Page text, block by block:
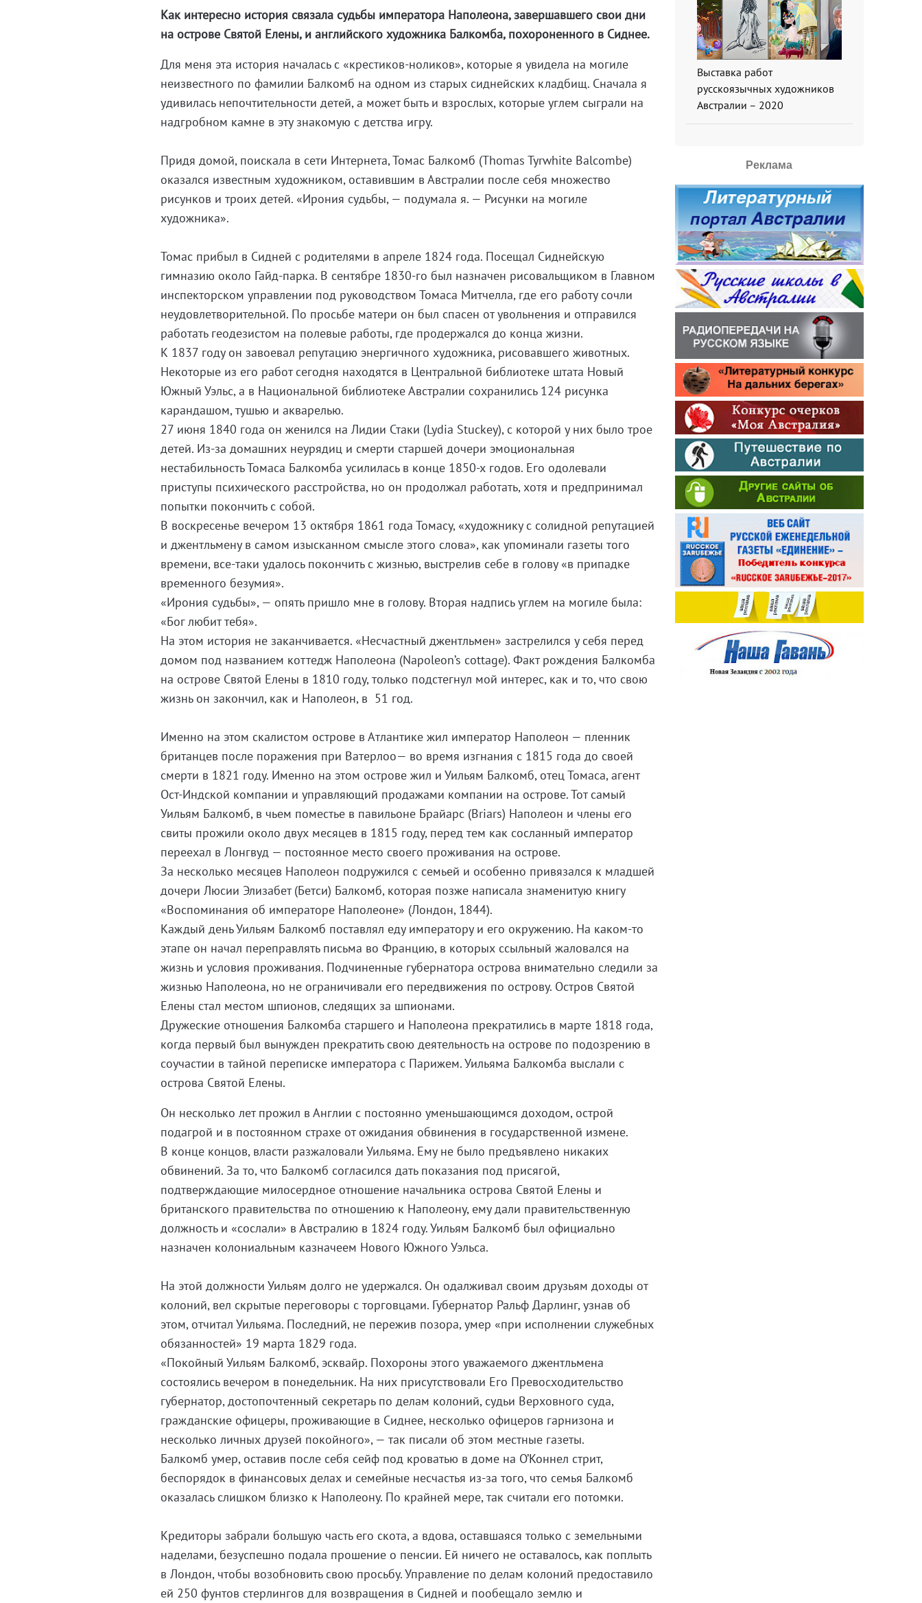
Как интересно история связала судьбы императора Наполеона, завершавшего свои дни
на острове Святой Елены, и английского художника Балкомба, похороненного в Сиднее.
Для меня эта история началась с «крестиков-ноликов», которые я увидела на могиле
неизвестного по фамилии Балкомб на одном из старых сиднейских кладбищ. Сначала я
удивилась непочтительности детей, а может быть и взрослых, которые углем сыграли на
надгробном камне в эту знакомую с детства игру.
Придя домой, поискала в сети Интернета, Томас Балкомб (Thomas Tyrwhite Balcombe)
оказался известным художником, оставившим в Австралии после себя множество
рисунков и троих детей. «Ирония судьбы, — подумала я. — Рисунки на могиле
художника».
Томас прибыл в Сидней с родителями в апреле 1824 года. Посещал Сиднейскую
гимназию около Гайд-парка. В сентябре 1830-го был назначен рисовальщиком в Главном
инспекторском управлении под руководством Томаса Митчелла, где его работу сочли
неудовлетворительной. По просьбе матери он был спасен от увольнения и отправился
работать геодезистом на полевые работы, где продержался до конца жизни.
К 1837 году он завоевал репутацию энергичного художника, рисовавшего животных.
Некоторые из его работ сегодня находятся в Центральной библиотеке штата Новый
Южный Уэльс, а в Национальной библиотеке Австралии сохранились 124 рисунка
карандашом, тушью и акварелью.
27 июня 1840 года он женился на Лидии Стаки (Lydia Stuckey), с которой у них было трое
детей. Из-за домашних неурядиц и смерти старшей дочери эмоциональная
нестабильность Томаса Балкомба усилилась в конце 1850-х годов. Его одолевали
приступы психического расстройства, но он продолжал работать, хотя и предпринимал
попытки покончить с собой.
В воскресенье вечером 13 октября 1861 года Томасу, «художнику с солидной репутацией
и джентльмену в самом изысканном смысле этого слова», как упоминали газеты того
времени, все-таки удалось покончить с жизнью, выстрелив себе в голову «в припадке
временного безумия».
«Ирония судьбы», — опять пришло мне в голову. Вторая надпись углем на могиле была:
«Бог любит тебя».
На этом история не заканчивается. «Несчастный джентльмен» застрелился у себя перед
домом под названием коттедж Наполеона (Napoleon’s cottage). Факт рождения Балкомба
на острове Святой Елены в 1810 году, только подстегнул мой интерес, как и то, что свою
жизнь он закончил, как и Наполеон, в 51 год.
Именно на этом скалистом острове в Атлантике жил император Наполеон — пленник
британцев после поражения при Ватерлоо— во время изгнания с 1815 года до своей
смерти в 1821 году. Именно на этом острове жил и Уильям Балкомб, отец Томаса, агент
Ост-Индской компании и управляющий продажами компании на острове. Тот самый
Уильям Балкомб, в чьем поместье в павильоне Брайарс (Briars) Наполеон и члены его
свиты прожили около двух месяцев в 1815 году, перед тем как сосланный император
переехал в Лонгвуд — постоянное место своего проживания на острове.
За несколько месяцев Наполеон подружился с семьей и особенно привязался к младшей
дочери Люсии Элизабет (Бетси) Балкомб, которая позже написала знаменитую книгу
«Воспоминания об императоре Наполеоне» (Лондон, 1844).
Каждый день Уильям Балкомб поставлял еду императору и его окружению. На каком-то
этапе он начал переправлять письма во Францию, в которых ссыльный жаловался на
жизнь и условия проживания. Подчиненные губернатора острова внимательно следили за
жизнью Наполеона, но не ограничивали его передвижения по острову. Остров Святой
Елены стал местом шпионов, следящих за шпионами.
Дружеские отношения Балкомба старшего и Наполеона прекратились в марте 1818 года,
когда первый был вынужден прекратить свою деятельность на острове по подозрению в
соучастии в тайной переписке императора с Парижем. Уильяма Балкомба выслали с
острова Святой Елены.
Он несколько лет прожил в Англии с постоянно уменьшающимся доходом, острой
подагрой и в постоянном страхе от ожидания обвинения в государственной измене.
В конце концов, власти разжаловали Уильяма. Ему не было предъявлено никаких
обвинений. За то, что Балкомб согласился дать показания под присягой,
подтверждающие милосердное отношение начальника острова Святой Елены и
британского правительства по отношению к Наполеону, ему дали правительственную
должность и «сослали» в Австралию в 1824 году. Уильям Балкомб был официально
назначен колониальным казначеем Нового Южного Уэльса.
На этой должности Уильям долго не удержался. Он одалживал своим друзьям доходы от
колоний, вел скрытые переговоры с торговцами. Губернатор Ральф Дарлинг, узнав об
этом, отчитал Уильяма. Последний, не пережив позора, умер «при исполнении служебных
обязанностей» 19 марта 1829 года.
«Покойный Уильям Балкомб, эсквайр. Похороны этого уважаемого джентльмена
состоялись вечером в понедельник. На них присутствовали Его Превосходительство
губернатор, достопочтенный секретарь по делам колоний, судьи Верховного суда,
гражданские офицеры, проживающие в Сиднее, несколько офицеров гарнизона и
несколько личных друзей покойного», — так писали об этом местные газеты.
Балкомб умер, оставив после себя сейф под кроватью в доме на О’Коннел стрит,
беспорядок в финансовых делах и семейные несчастья из-за того, что семья Балкомб
оказалась слишком близко к Наполеону. По крайней мере, так считали его потомки.
Кредиторы забрали большую часть его скота, а вдова, оставшаяся только с земельными
наделами, безуспешно подала прошение о пенсии. Ей ничего не оставалось, как поплыть
в Лондон, чтобы возобновить свою просьбу. Управление по делам колоний предоставило
ей 250 фунтов стерлингов для возвращения в Сидней и пообещало землю и
Выставка работ
русскоязычных художников
Австралии – 2020
Реклама